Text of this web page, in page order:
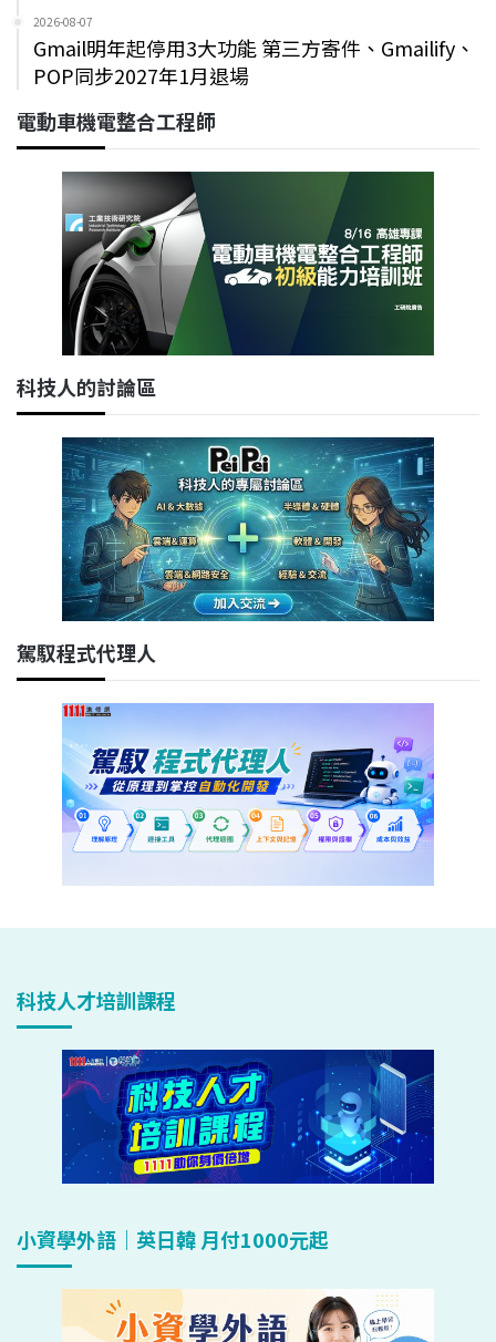
2026-08-07
Gmail明年起停用3大功能 第三方寄件、Gmailify、
POP同步2027年1月退場
電動車機電整合工程師
科技人的討論區
駕馭程式代理人
科技人才培訓課程
小資學外語｜英日韓 月付1000元起